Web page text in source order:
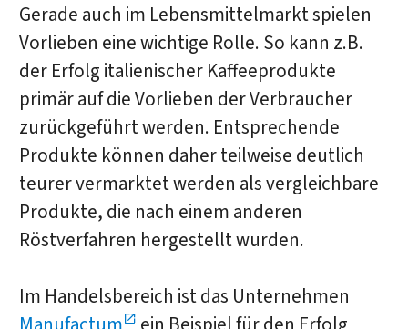
Gerade auch im Lebensmittelmarkt spielen
Vorlieben eine wichtige Rolle. So kann z.B.
der Erfolg italienischer Kaffeeprodukte
primär auf die Vorlieben der Verbraucher
zurückgeführt werden. Entsprechende
Produkte können daher teilweise deutlich
teurer vermarktet werden als vergleichbare
Produkte, die nach einem anderen
Röstverfahren hergestellt wurden.
Im Handelsbereich ist das Unternehmen